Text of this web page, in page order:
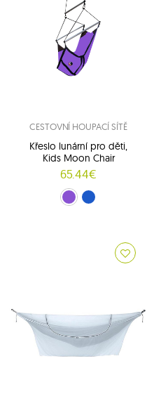
CESTOVNÍ HOUPACÍ SÍTĚ
Křeslo lunární pro děti,
Kids Moon Chair
65.44€
Fialový (30/30)
Modrý (39/39)